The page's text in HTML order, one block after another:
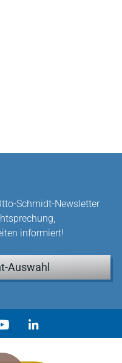
Schmidt-Newsletter
informiert!
Auswahl